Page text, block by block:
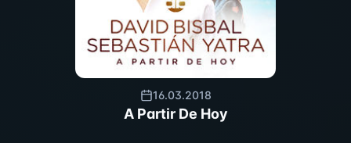
16.03.2018
A Partir De Hoy